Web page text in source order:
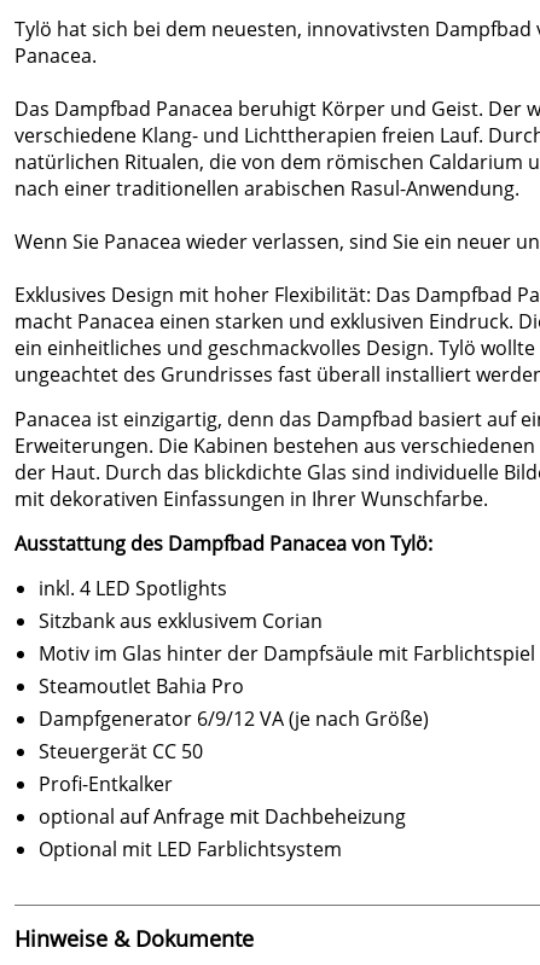
Tylö hat sich bei dem neuesten, innovativsten
Panacea.
Das Dampfbad Panacea beruhigt Körper und Geist.
verschiedene Klang- und Lichttherapien freien Lauf.
natürlichen Ritualen, die von dem römischen Caldarium
nach einer traditionellen arabischen Rasul-Anwendung.
Wenn Sie Panacea wieder verlassen, sind Sie ein neuer
Exklusives Design mit hoher Flexibilität: Das Dampfbad
macht Panacea einen starken und exklusiven Eindruck.
ein einheitliches und geschmackvolles Design. Tylö
ungeachtet des Grundrisses fast überall installiert
Panacea ist einzigartig, denn das Dampfbad basiert auf
Erweiterungen. Die Kabinen bestehen aus
der Haut. Durch das blickdichte Glas sind individuelle
mit dekorativen Einfassungen in Ihrer Wunschfarbe.
Ausstattung des Dampfbad Panacea von Tylö:
inkl. 4 LED Spotlights
Sitzbank aus exklusivem Corian
Motiv im Glas hinter der Dampfsäule mit Farblichtspiel
Steamoutlet Bahia Pro
Dampfgenerator 6/9/12 VA (je nach Größe)
Steuergerät CC 50
Profi-Entkalker
optional auf Anfrage mit Dachbeheizung
Optional mit LED Farblichtsystem
Hinweise & Dokumente